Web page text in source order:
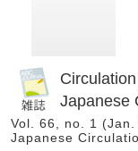
Japanese
Vol. 66, no. 1
Japanese